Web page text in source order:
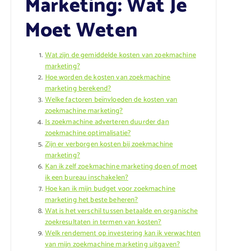
Moet Weten
Wat zijn de gemiddelde kosten van zoekmachine
marketing?
Hoe worden de kosten van zoekmachine
marketing berekend?
Welke factoren beïnvloeden de kosten van
zoekmachine marketing?
Is zoekmachine adverteren duurder dan
zoekmachine optimalisatie?
Zijn er verborgen kosten bij zoekmachine
marketing?
Kan ik zelf zoekmachine marketing doen of moet
ik een bureau inschakelen?
Hoe kan ik mijn budget voor zoekmachine
marketing het beste beheren?
Wat is het verschil tussen betaalde en organische
zoekresultaten in termen van kosten?
Welk rendement op investering kan ik verwachten
van mijn zoekmachine marketing uitgaven?